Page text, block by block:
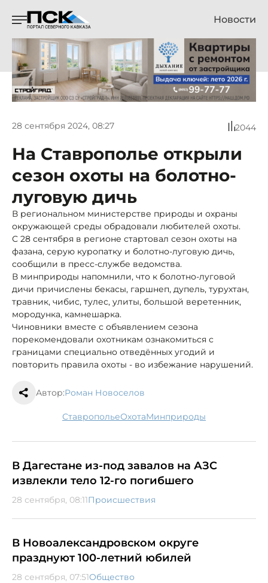
Новости
28 сентября 2024, 08:27 2044
На Ставрополье открыли
сезон охоты на болотно-
луговую дичь
В региональном министерстве природы и охраны
окружающей среды обрадовали любителей охоты.
С 28 сентября в регионе стартовал сезон охоты на
фазана, серую куропатку и болотно-луговую дичь,
сообщили в пресс-службе ведомства.
В минприроды напомнили, что к болотно-луговой
дичи причислены бекасы, гаршнеп, дупель, турухтан,
травник, чибис, тулес, улиты, большой веретенник,
мородунка, камнешарка.
Чиновники вместе с объявлением сезона
порекомендовали охотникам ознакомиться с
границами специально отведённых угодий и
повторить правила охоты - во избежание нарушений.
Автор:Роман Новоселов
Ставрополье охота минприроды
В Дагестане из-под завалов на АЗС
извлекли тело 12-го погибшего
28 сентября, 08:11Происшествия
В Новоалександровском округе
празднуют 100-летний юбилей
28 сентября, 07:51Общество